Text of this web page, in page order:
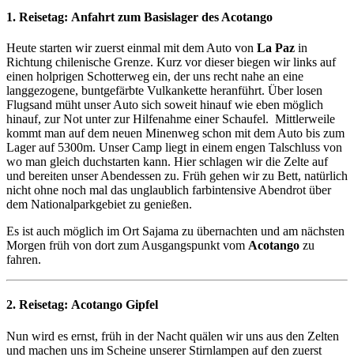
1. Reisetag: Anfahrt zum Basislager des Acotango
Heute starten wir zuerst einmal mit dem Auto von La Paz in
Richtung chilenische Grenze. Kurz vor dieser biegen wir links auf
einen holprigen Schotterweg ein, der uns recht nahe an eine
langgezogene, buntgefärbte Vulkankette heranführt. Über losen
Flugsand müht unser Auto sich soweit hinauf wie eben möglich
hinauf, zur Not unter zur Hilfenahme einer Schaufel. Mittlerweile
kommt man auf dem neuen Minenweg schon mit dem Auto bis zum
Lager auf 5300m. Unser Camp liegt in einem engen Talschluss von
wo man gleich duchstarten kann. Hier schlagen wir die Zelte auf
und bereiten unser Abendessen zu. Früh gehen wir zu Bett, natürlich
nicht ohne noch mal das unglaublich farbintensive Abendrot über
dem Nationalparkgebiet zu genießen.
Es ist auch möglich im Ort Sajama zu übernachten und am nächsten
Morgen früh von dort zum Ausgangspunkt vom Acotango zu
fahren.
2. Reisetag: Acotango Gipfel
Nun wird es ernst, früh in der Nacht quälen wir uns aus den Zelten
und machen uns im Scheine unserer Stirnlampen auf den zuerst